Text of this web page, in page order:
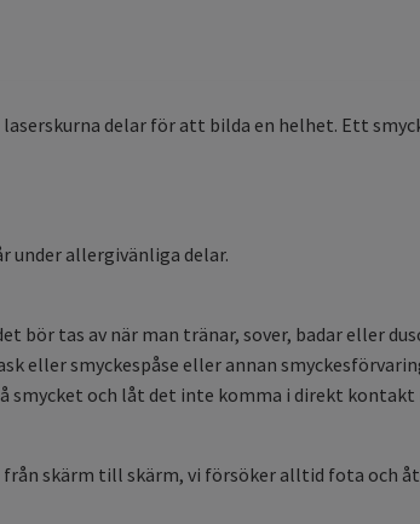
delar för att bilda en helhet. Ett
allergivänliga delar.
tas av när man tränar, sover, badar eller
eller smyckespåse eller annan
smycket och låt det inte komma i direkt
skärm till skärm, vi försöker alltid fota och